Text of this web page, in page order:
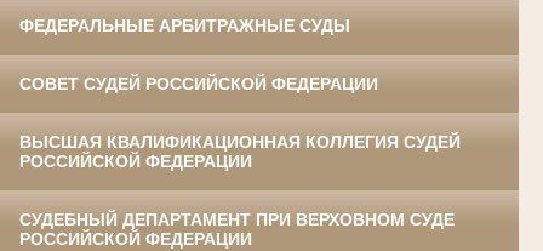
ФЕДЕРАЛЬНЫЕ АРБИТРАЖНЫЕ СУДЫ
СОВЕТ СУДЕЙ РОССИЙСКОЙ ФЕДЕРАЦИИ
ВЫСШАЯ КВАЛИФИКАЦИОННАЯ КОЛЛЕГИЯ СУДЕЙ
РОССИЙСКОЙ ФЕДЕРАЦИИ
СУДЕБНЫЙ ДЕПАРТАМЕНТ ПРИ ВЕРХОВНОМ СУДЕ
РОССИЙСКОЙ ФЕДЕРАЦИИ